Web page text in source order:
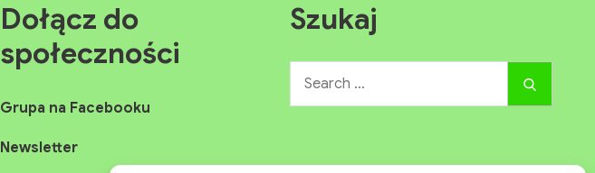
Dołącz do
społeczności
Grupa na Facebooku
Newsletter
Szukaj
Search
Search